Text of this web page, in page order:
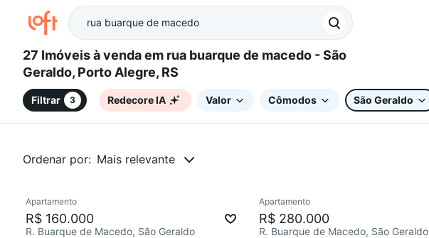
27 Imóveis à venda em rua buarque de macedo - São
Geraldo, Porto Alegre, RS
Filtrar 3 Redecore IA Valor Cômodos São Geraldo
Ordenar por: Mais relevante
Apartamento
R$ 160.000
R. Buarque de Macedo, São Geraldo
Redecorar
Apartamento
R$ 280.000
R. Buarque de Macedo, São Geraldo